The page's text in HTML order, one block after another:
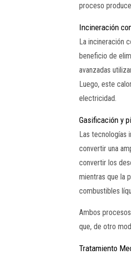
proceso
Incineración
La incineración
beneficio de
avanzadas
Luego, este
electricidad.
Gasificación y
Las tecnologías
convertir una
convertir los
mientras que la
combustibles
Ambos
que, de otro
Tratamiento